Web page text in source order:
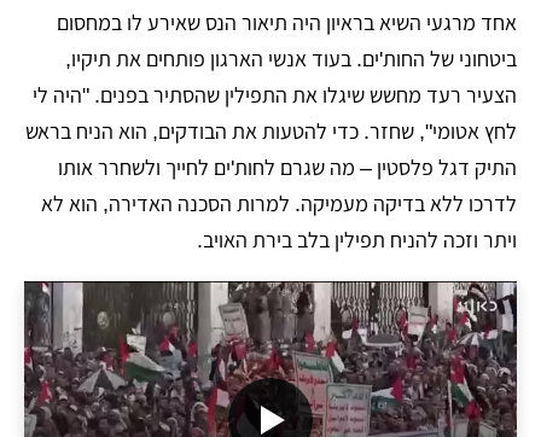
אחד מרגעי השיא בראיון היה תיאור הנס שאירע לו במחסום
ביטחוני של החות'ים. בעוד אנשי הארגון פותחים את תיקיו,
הצעיר רעד מחשש שיגלו את התפילין שהסתיר בפנים. "היה לי
לחץ אטומי", שחזר. כדי להטעות את הבודקים, הוא הניח בראש
התיק דגל פלסטין – מה שגרם לחות'ים לחייך ולשחרר אותו
לדרכו ללא בדיקה מעמיקה. למרות הסכנה האדירה, הוא לא
ויתר וזכה להניח תפילין בלב בירת האויב.